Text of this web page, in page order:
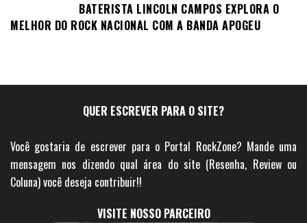
BATERISTA LINCOLN CAMPOS EXPLORA O
MELHOR DO ROCK NACIONAL COM A BANDA APOGEU
QUER ESCREVER PARA O SITE?
Você gostaria de escrever para o Portal RockZone? Mande uma
mensagem nos dizendo qual área do site (Resenha, Review ou
Coluna) você deseja contribuir!!
VISITE NOSSO PARCEIRO